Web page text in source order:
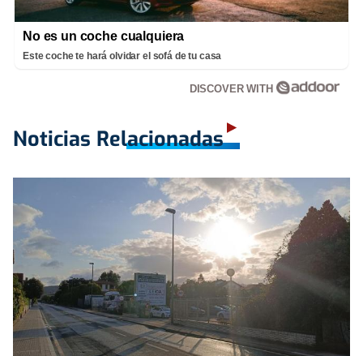
No es un coche cualquiera
Este coche te hará olvidar el sofá de tu casa
DISCOVER WITH
Noticias Relacionadas